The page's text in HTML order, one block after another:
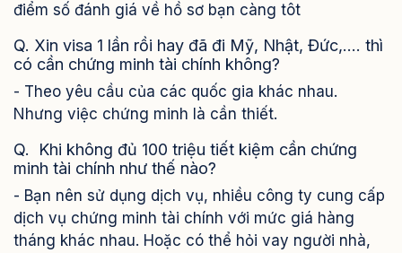
điểm số đánh giá về hồ sơ bạn càng tôt
Q. Xin visa 1 lần rồi hay đã đi Mỹ, Nhật, Đức,…. thì
có cần chứng minh tài chính không?
- Theo yêu cầu của các quốc gia khác nhau.
Nhưng việc chứng minh là cần thiết.
Q. Khi không đủ 100 triệu tiết kiệm cần chứng
minh tài chính như thế nào?
- Bạn nên sử dụng dịch vụ, nhiều công ty cung cấp
dịch vụ chứng minh tài chính với mức giá hàng
tháng khác nhau. Hoặc có thể hỏi vay người nhà,